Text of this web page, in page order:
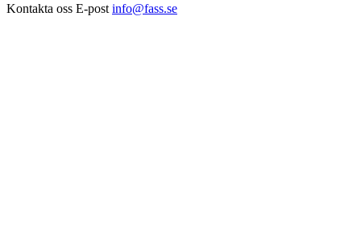
Kontakta oss E-post info@fass.se